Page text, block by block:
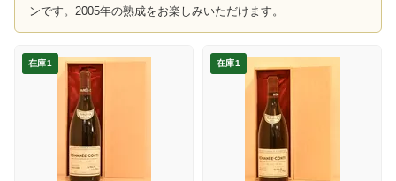
ンです。2005年の熟成をお楽しみいただけます。
在庫1 在庫1